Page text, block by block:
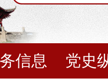
信息 党史